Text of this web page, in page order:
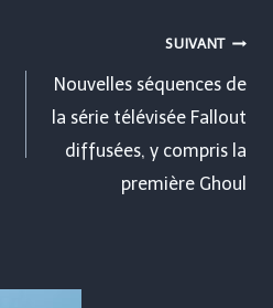
SUIVANT
Nouvelles séquences de
la série télévisée Fallout
diffusées, y compris la
première Ghoul